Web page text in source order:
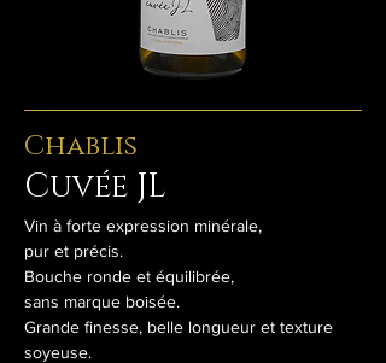
Chablis
Cuvée JL
Vin à forte expression minérale,
pur et précis.
Bouche ronde et équilibrée,
sans marque boisée.
Grande finesse, belle longueur et texture
soyeuse.